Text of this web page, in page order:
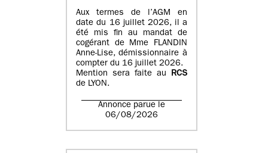
Aux termes de l’AGM en
date du 16 juillet 2026, il a
été mis fin au mandat de
cogérant de Mme FLANDIN
Anne-Lise, démissionnaire à
compter du 16 juillet 2026.
Mention sera faite au RCS
de LYON.
Annonce parue le
06/08/2026